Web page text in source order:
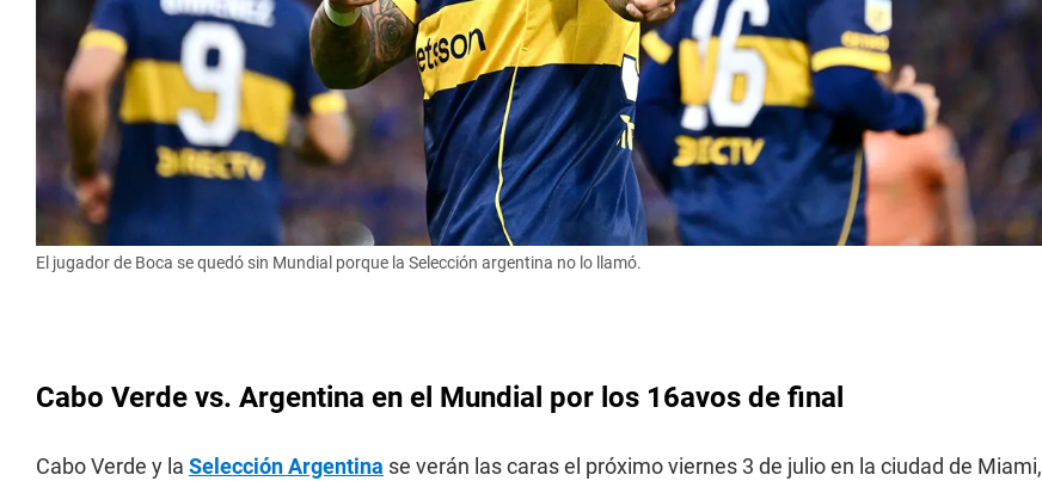
El jugador de Boca se quedó sin Mundial porque la Selección argentina no lo llamó.
Cabo Verde vs. Argentina en el Mundial por los 16avos de final
Cabo Verde y la Selección Argentina se verán las caras el próximo viernes 3 de julio en la ciudad de Miami,